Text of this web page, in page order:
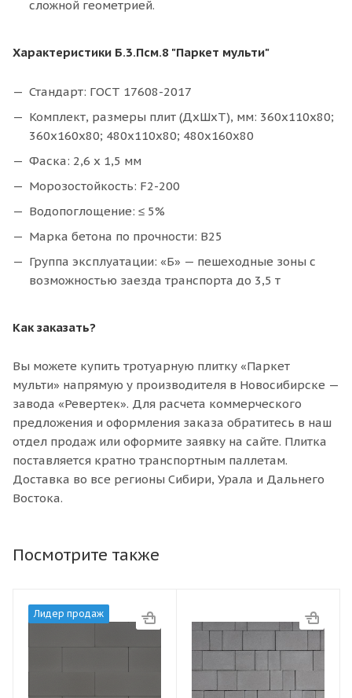
сложной геометрией.
Характеристики Б.3.Псм.8 "Паркет мульти"
Стандарт: ГОСТ 17608-2017
Комплект, размеры плит (ДхШхТ), мм: 360x110x80;
360x160x80; 480x110x80; 480x160x80
Фаска: 2,6 х 1,5 мм
Морозостойкость: F2-200
Водопоглощение: ≤ 5%
Марка бетона по прочности: В25
Группа эксплуатации: «Б» — пешеходные зоны с
возможностью заезда транспорта до 3,5 т
Как заказать?
Вы можете купить тротуарную плитку «Паркет
мульти» напрямую у производителя в Новосибирске —
завода «Ревертек». Для расчета коммерческого
предложения и оформления заказа обратитесь в наш
отдел продаж или оформите заявку на сайте. Плитка
поставляется кратно транспортным паллетам.
Доставка во все регионы Сибири, Урала и Дальнего
Востока.
Посмотрите также
Лидер продаж